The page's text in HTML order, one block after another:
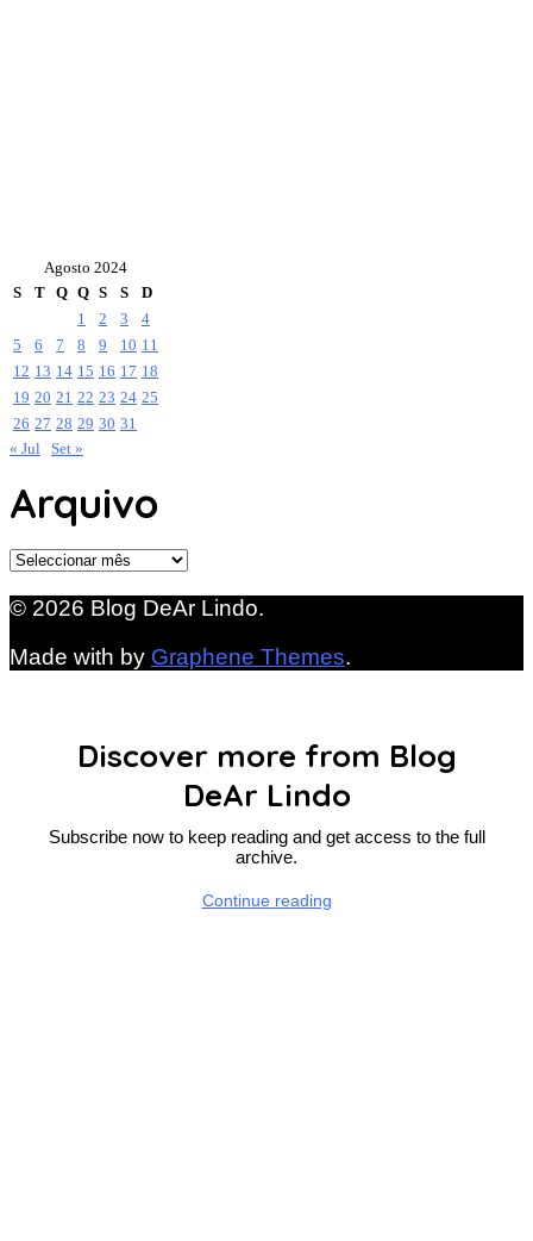
Agosto 2024
S
T Q Q S S
D
1
2 3
4
5
6 7 8 9 10 11
12 13 14 15 16 17 18
19 20 21 22 23 24 25
26 27 28 29 30 31
« Jul Set »
Arquivo
Arquivo
© 2026 Blog DeAr Lindo.
Made with by Graphene Themes.
Discover more from Blog
DeAr Lindo
Subscribe now to keep reading and get access to the full
archive.
Continue reading